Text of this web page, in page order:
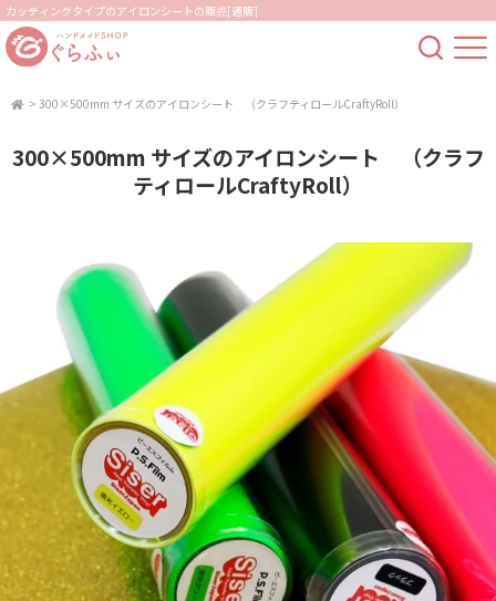
カッティングタイプのアイロンシートの販売[通販]
> 300×500mm サイズのアイロンシート （クラフティロールCraftyRoll）
300×500mm サイズのアイロンシート （クラフ
ティロールCraftyRoll）